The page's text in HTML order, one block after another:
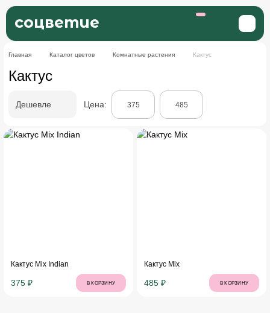
соцветие
Главная Каталог цветов Комнатные растения Кактус
Кактус
Дешевле Цена:
Кактус Mix Indian
375 ₽ В КОРЗИНУ
Кактус Mix
485 ₽ В КОРЗИНУ